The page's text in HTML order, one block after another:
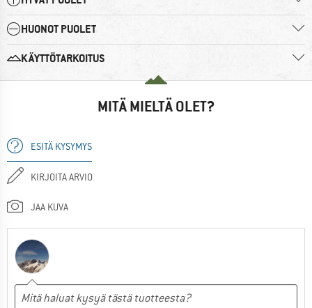
HUONOT PUOLET
KÄYTTÖTARKOITUS
MITÄ MIELTÄ OLET?
ESITÄ KYSYMYS
KIRJOITA ARVIO
JAA KUVA